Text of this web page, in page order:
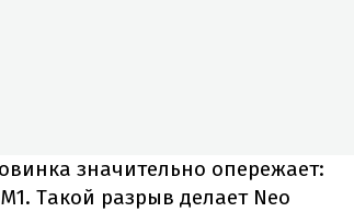
значительно опережает:
Такой разрыв делает Neo